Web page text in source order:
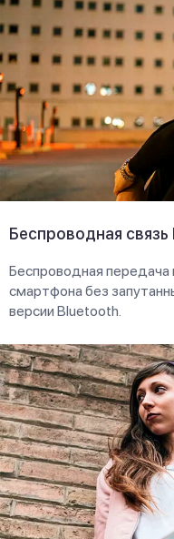
Беспроводная
Беспроводная передача
смартфона без
версии Bluetooth.